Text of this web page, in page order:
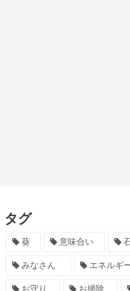
タグ
葵 意味合い
みなさん エネルギ
お守り お掃除